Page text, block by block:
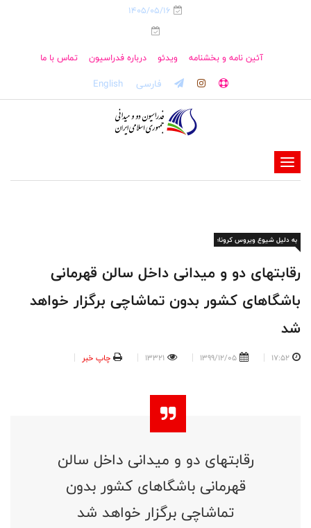
1405/05/16
آئین نامه و بخشنامه ویدئو درباره فدراسیون تماس با ما
فارسی English
-
-
-
-
به دلیل شیوع ویروس کرونا؛
‎رقابتهای دو و میدانی داخل سالن قهرمانی
باشگاهای کشور بدون تماشاچی برگزار خواهد
شد
17:52
1399/12/05
13321 چاپ خبر
‎رقابتهای دو و میدانی داخل سالن
قهرمانی باشگاهای کشور بدون
تماشاچی برگزار خواهد شد